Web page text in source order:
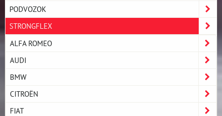
PODVOZOK
STRONGFLEX
ALFA ROMEO
AUDI
BMW
CITROËN
FIAT